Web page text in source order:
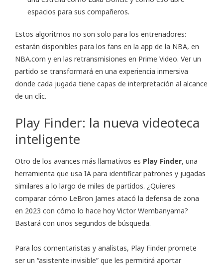
espacios para sus compañeros.
Estos algoritmos no son solo para los entrenadores:
estarán disponibles para los fans en la app de la NBA, en
NBA.com y en las retransmisiones en Prime Video. Ver un
partido se transformará en una experiencia inmersiva
donde cada jugada tiene capas de interpretación al alcance
de un clic.
Play Finder: la nueva videoteca
inteligente
Otro de los avances más llamativos es Play Finder, una
herramienta que usa IA para identificar patrones y jugadas
similares a lo largo de miles de partidos. ¿Quieres
comparar cómo LeBron James atacó la defensa de zona
en 2023 con cómo lo hace hoy Victor Wembanyama?
Bastará con unos segundos de búsqueda.
Para los comentaristas y analistas, Play Finder promete
ser un “asistente invisible” que les permitirá aportar